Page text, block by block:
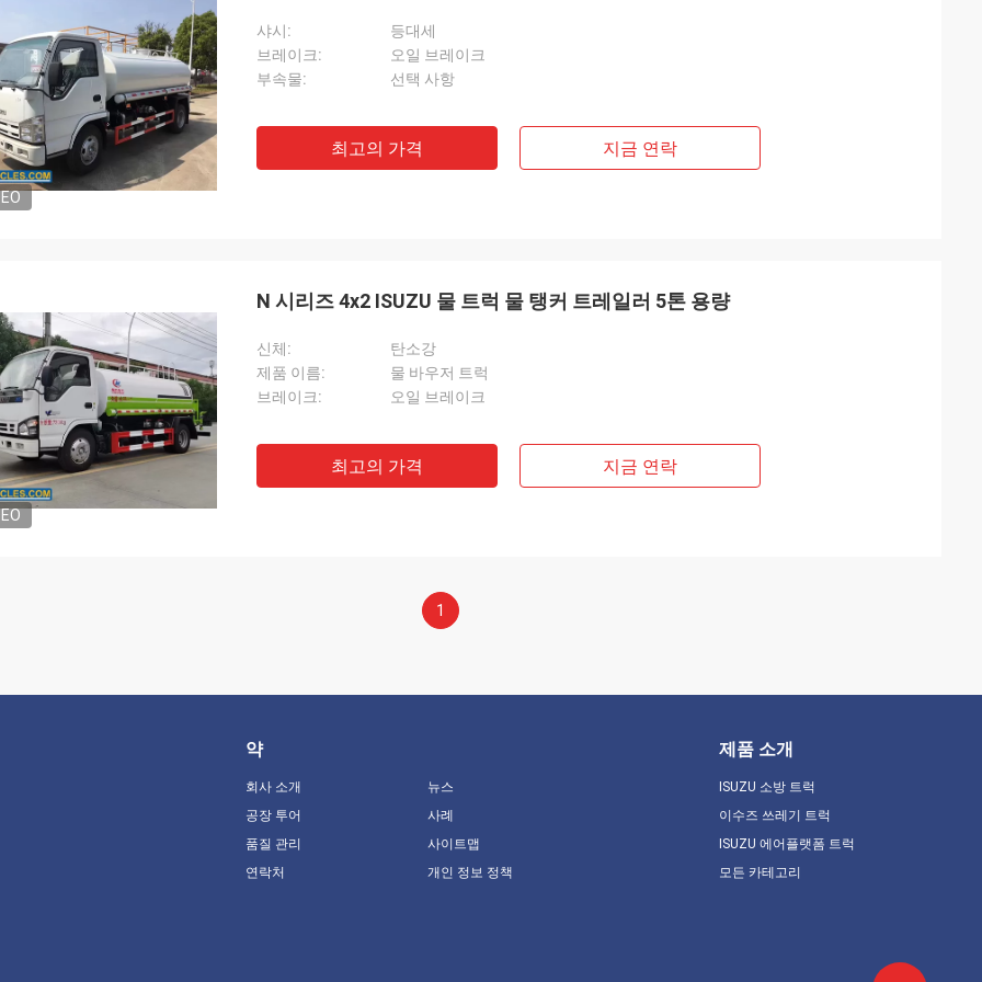
샤시:
등대세
브레이크:
오일 브레이크
부속물:
선택 사항
최고의 가격 지금 연락
N 시리즈 4x2 ISUZU 물 트럭 물 탱커 트레일러 5톤 용량
신체:
탄소강
제품 이름:
물 바우저 트럭
브레이크:
오일 브레이크
최고의 가격 지금 연락
1
약
회사 소개
공장 투어
품질 관리
연락처
뉴스
사례
사이트맵
개인 정보 정책
제품 소개
ISUZU 소방 트럭
이수즈 쓰레기 트럭
ISUZU 에어플랫폼 트럭
모든 카테고리